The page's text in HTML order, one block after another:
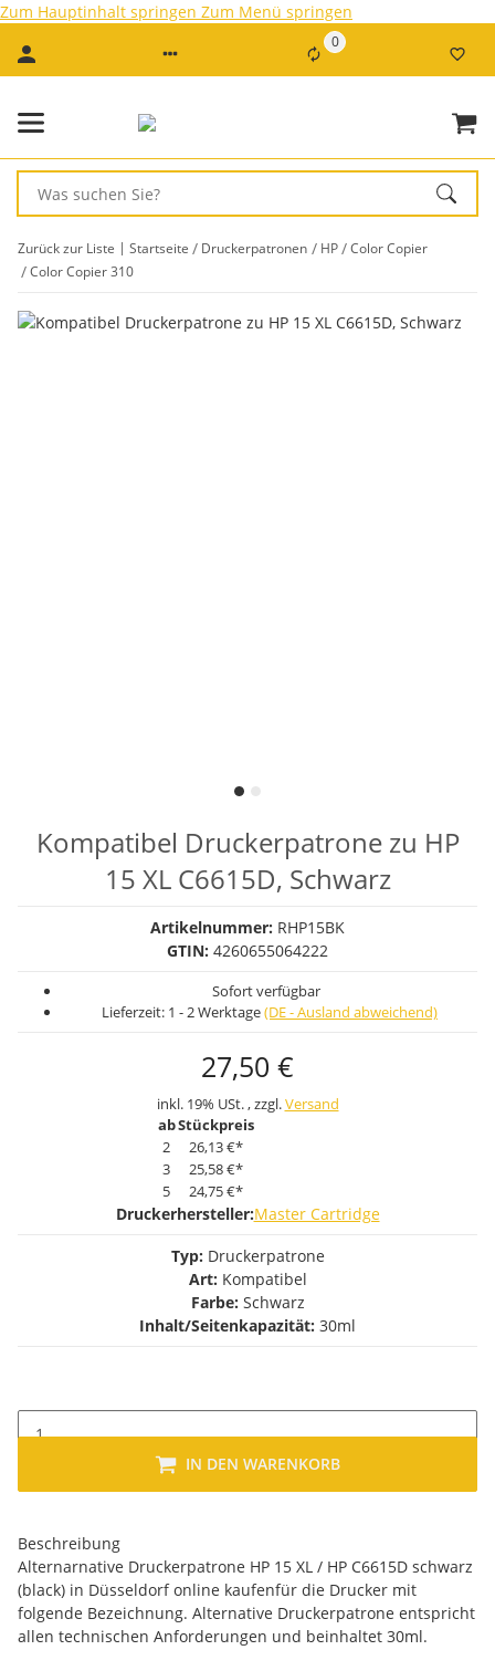
Zum Hauptinhalt springen Zum Menü springen
0
Zurück zur Liste Startseite Druckerpatronen HP
Color Copier
Color Copier 310
Kompatibel Druckerpatrone zu HP
15 XL C6615D, Schwarz
Artikelnummer: RHP15BK
GTIN: 4260655064222
Sofort verfügbar
Lieferzeit: 1 - 2 Werktage(DE - Ausland abweichend)
27,50 €
inkl. 19% USt. , zzgl.Versand
abStückpreis
2
26,13 €*
3
25,58 €*
5
24,75 €*
Druckerhersteller:Master Cartridge
Typ: Druckerpatrone
Art: Kompatibel
Farbe: Schwarz
Inhalt/Seitenkapazität: 30ml
IN DEN WARENKORB
Beschreibung
Alternarnative Druckerpatrone HP 15 XL / HP C6615D schwarz
(black) in Düsseldorf online kaufenfür die Drucker mit
folgende Bezeichnung. Alternative Druckerpatrone entspricht
allen technischen Anforderungen und beinhaltet 30ml.